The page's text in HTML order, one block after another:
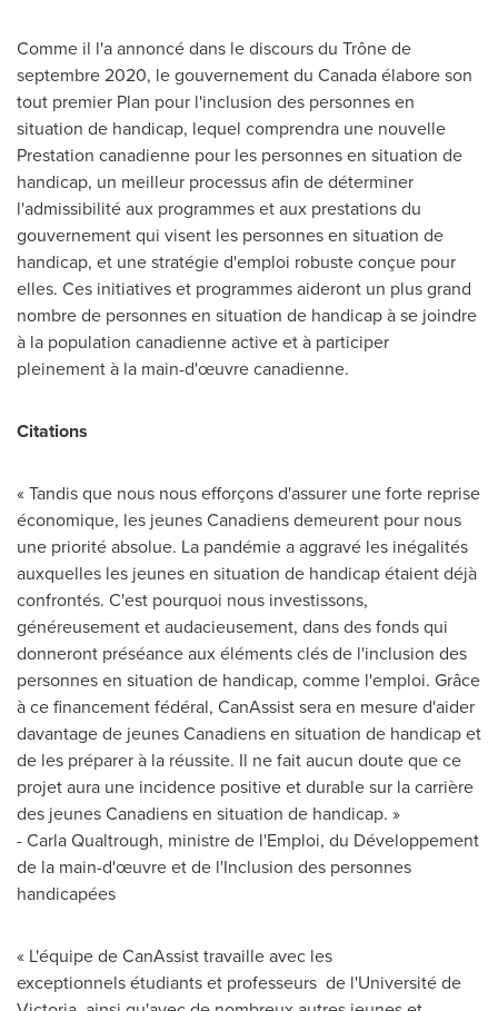
Comme il l'a annoncé dans le discours du Trône de
septembre 2020, le gouvernement du Canadaélabore son
tout premier Plan pour l'inclusion des personnes en
situation de handicap, lequel comprendra une nouvelle
Prestation canadienne pour les personnes en situation de
handicap, un meilleur processus afin de déterminer
l'admissibilité aux programmes et aux prestations du
gouvernement qui visent les personnes en situation de
handicap, et une stratégie d'emploi robuste conçue pour
elles. Ces initiatives et programmes aideront un plus grand
nombre de personnes en situation de handicap à se joindre
à la population canadienne active et à participer
pleinement à la main-d'œuvre canadienne.
Citations
« Tandis que nous nous efforçons d'assurer une forte reprise
économique, les jeunes Canadiens demeurent pour nous
une priorité absolue. La pandémie a aggravé les inégalités
auxquelles les jeunes en situation de handicap étaient déjà
confrontés. C'est pourquoi nous investissons,
généreusement et audacieusement, dans des fonds qui
donneront préséance aux éléments clés de l'inclusion des
personnes en situation de handicap, comme l'emploi. Grâce
à ce financement fédéral, CanAssist sera en mesure d'aider
davantage de jeunes Canadiens en situation de handicap et
de les préparer à la réussite. Il ne fait aucun doute que ce
projet aura une incidence positive et durable sur la carrière
des jeunes Canadiens en situation de handicap. »
- Carla Qualtrough, ministre de l'Emploi, du Développement
de la main-d'œuvre et de l'Inclusion des personnes
handicapées
« L'équipe de CanAssist travaille avec les
exceptionnels étudiants et professeurs de l'Université de